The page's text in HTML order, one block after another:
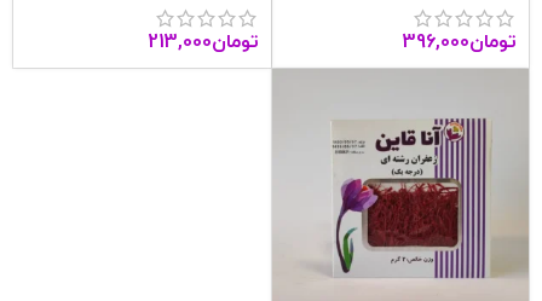
تومان396,000
تومان213,000